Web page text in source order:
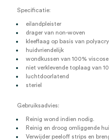
Specificatie:
eilandpleister
drager van non-woven
kleeflaag op basis van
huidvriendelijk
wondkussen van 100% viscose
niet verklevende toplaag van
luchtdoorlatend
steriel
Gebruiksadvies:
Reinig wond indien nodig.
Reinig en droog omliggende
Verwijder peeloff strips en